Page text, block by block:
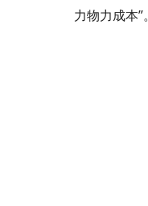
力物力成本”。